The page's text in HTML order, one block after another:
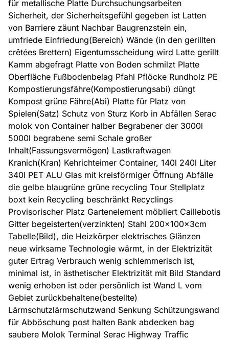
für metallische Platte Durchsuchungsarbeiten
Sicherheit, der Sicherheitsgefühl gegeben ist Latten
von Barriere zäunt Nachbar Baugrenzstein ein,
umfriede Einfriedung(Bereich) Wände (in den gerillten
crêtées Brettern) Eigentumsscheidung wird Latte gerillt
Kamm abgefragt Platte von Boden schmilzt Platte
Oberfläche Fußbodenbelag Pfahl Pflöcke Rundholz PE
Kompostierungsfähre(Kompostierungsabi) düngt
Kompost grüne Fähre(Abi) Platte für Platz von
Spielen(Satz) Schutz von Sturz Korb in Abfällen Serac
molok von Container halber Begrabener der 3000l
5000l begrabene semi Schale großer
Inhalt(Fassungsvermögen) Lastkraftwagen
Kranich(Kran) Kehrichteimer Container, 140l 240l Liter
340l PET ALU Glas mit kreisförmiger Öffnung Abfälle
die gelbe blaugrüne grüne recycling Tour Stellplatz
boxt kein Recycling beschränkt Recyclings
Provisorischer Platz Gartenelement möbliert Caillebotis
Gitter begeisterten(verzinkten) Stahl 200x100x3cm
Tabelle(Bild), die Heizkörper elektrisches Glänzen
neue wirksame Technologie wärmt, in der Elektrizität
guter Ertrag Verbrauch wenig schlemmerisch ist,
minimal ist, in ästhetischer Elektrizität mit Bild Standard
wenig erhoben ist oder persönlich ist Wand L vom
Gebiet zurückbehaltene(bestellte)
Lärmschutzlärmschutzwand Senkung Schützungswand
für Abböschung post halten Bank abdecken bag
saubere Molok Terminal Serac Highway Traffic